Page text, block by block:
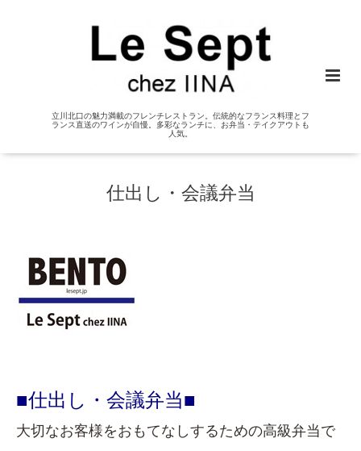
立川北口の魅力満載のフレンチレストラン。伝統的なフランス料理とフ
ランス直送のワインが自慢。多彩なランチに、お弁当・テイクアウトも
人気。
仕出し・会議弁当
■仕出し・会議弁当■
大切なお客様をおもてなしするための高級弁当で